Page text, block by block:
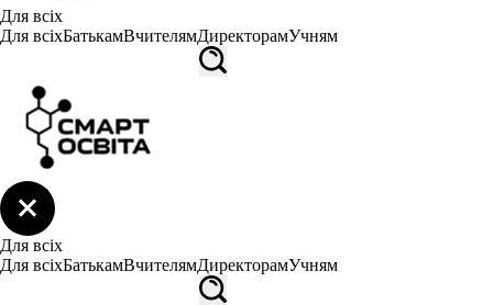
Для всіх
Для всіхБатькамВчителямДиректорамУчням
Для всіх
Для всіхБатькамВчителямДиректорамУчням